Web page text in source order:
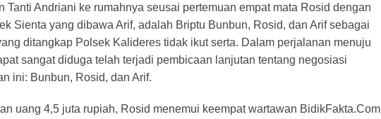
Tanti Andriani ke rumahnya seusai pertemuan empat mata Rosid dengan
Sienta yang dibawa Arif, adalah Briptu Bunbun, Rosid, dan Arif sebagai
ditangkap Polsek Kalideres tidak ikut serta. Dalam perjalanan menuju
sangat diduga telah terjadi pembicaan lanjutan tentang negosiasi
ini: Bunbun, Rosid, dan Arif.
uang 4,5 juta rupiah, Rosid menemui keempat wartawan BidikFakta.Com